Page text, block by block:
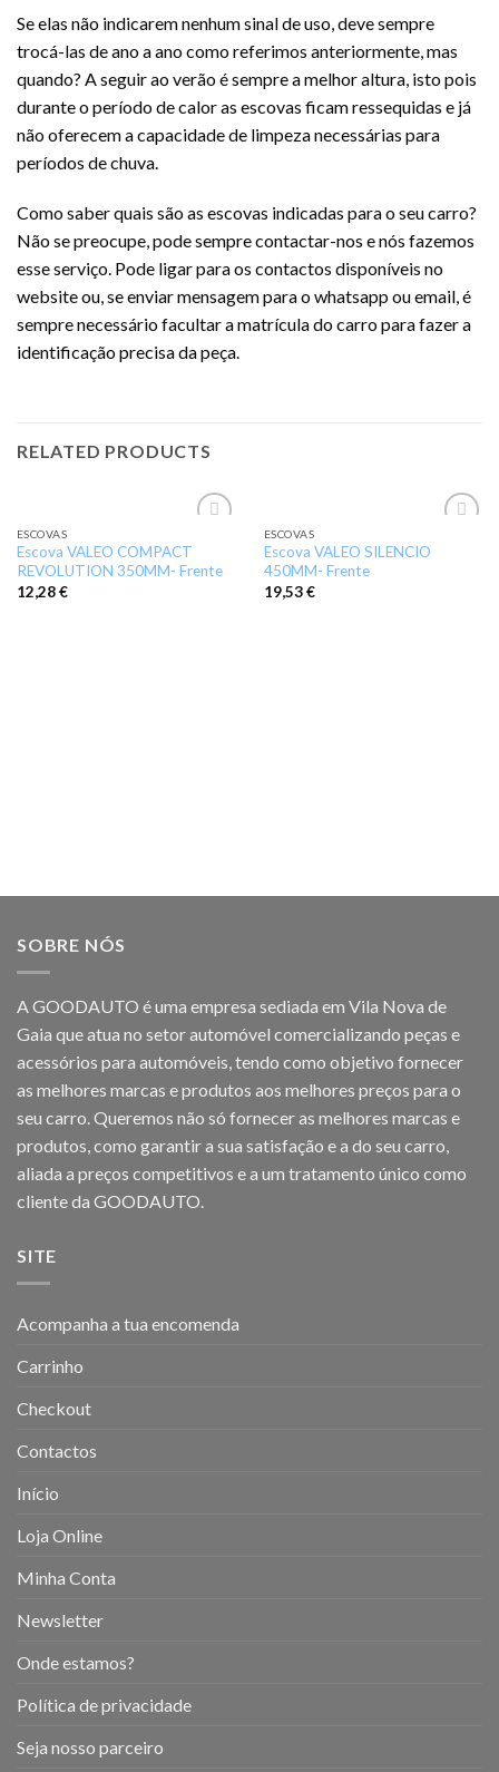
Se elas não indicarem nenhum sinal de uso, deve sempre
trocá-las de ano a ano como referimos anteriormente, mas
quando? A seguir ao verão é sempre a melhor altura, isto pois
durante o período de calor as escovas ficam ressequidas e já
não oferecem a capacidade de limpeza necessárias para
períodos de chuva.
Como saber quais são as escovas indicadas para o seu carro?
Não se preocupe, pode sempre contactar-nos e nós fazemos
esse serviço. Pode ligar para os contactos disponíveis no
website ou, se enviar mensagem para o whatsapp ou email, é
sempre necessário facultar a matrícula do carro para fazer a
identificação precisa da peça.
RELATED PRODUCTS
Add to
wishlist
ESCOVAS
Escova VALEO COMPACT
REVOLUTION 350MM- Frente
12,28€
wishlist
ESCOVAS
Escova VALEO SILENCIO
450MM- Frente
19,53€
SOBRE NÓS
A GOODAUTO é uma empresa sediada em Vila Nova de
Gaia que atua no setor automóvel comercializando peças e
acessórios para automóveis, tendo como objetivo fornecer
as melhores marcas e produtos aos melhores preços para o
seu carro. Queremos não só fornecer as melhores marcas e
produtos, como garantir a sua satisfação e a do seu carro,
aliada a preços competitivos e a um tratamento único como
cliente da GOODAUTO.
SITE
Acompanha a tua encomenda
Carrinho
Checkout
Contactos
Início
Loja Online
Minha Conta
Newsletter
Onde estamos?
Política de privacidade
Seja nosso parceiro